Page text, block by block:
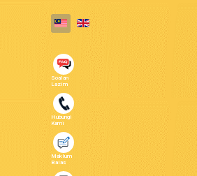
Select your language
Soalan
Lazim
Hubungi
Kami
Maklum
Balas